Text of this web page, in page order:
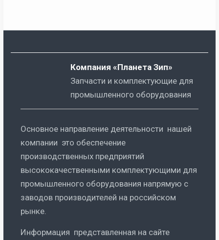
Компания «Планета Зип»
Запчасти и комплектующие для
промышленного оборудования
Основное направление деятельности нашей
компании это обеспечение
производственных предприятий
высококачественными комплектующими для
промышленного оборудования напрямую с
заводов производителей на российском
рынке.
Информация представленная на сайте